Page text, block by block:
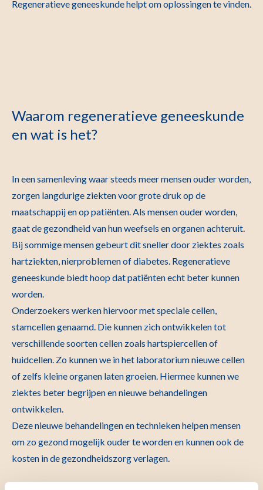
Regeneratieve geneeskunde helpt om oplossingen te vinden.
Waarom regeneratieve geneeskunde
en wat is het?
In een samenleving waar steeds meer mensen ouder worden,
zorgen langdurige ziekten voor grote druk op de
maatschappij en op patiënten. Als mensen ouder worden,
gaat de gezondheid van hun weefsels en organen achteruit.
Bij sommige mensen gebeurt dit sneller door ziektes zoals
hartziekten, nierproblemen of diabetes. Regeneratieve
geneeskunde biedt hoop dat patiënten echt beter kunnen
worden.
Onderzoekers werken hiervoor met speciale cellen,
stamcellen genaamd. Die kunnen zich ontwikkelen tot
verschillende soorten cellen zoals hartspiercellen of
huidcellen. Zo kunnen we in het laboratorium nieuwe cellen
of zelfs kleine organen laten groeien. Hiermee kunnen we
ziektes beter begrijpen en nieuwe behandelingen
ontwikkelen.
Deze nieuwe behandelingen en technieken helpen mensen
om zo gezond mogelijk ouder te worden en kunnen ook de
kosten in de gezondheidszorg verlagen.